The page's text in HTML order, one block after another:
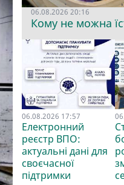
06.08.2026 20:16
Кому не можна
06.08.2026 17:57
Електронний
реєстр ВПО:
актуальні дані для
своєчасної
підтримки